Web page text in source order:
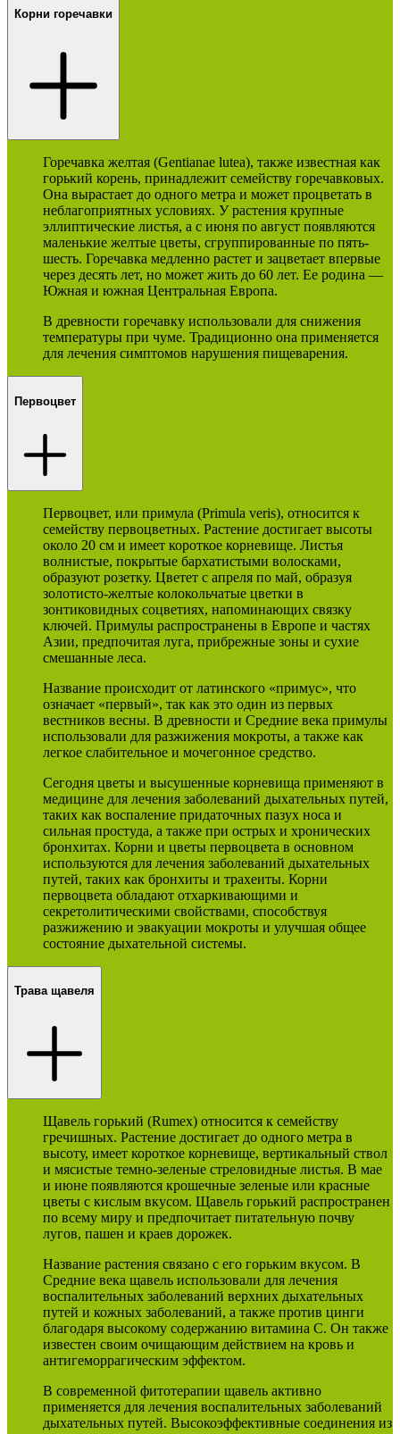
Корни горечавки
Горечавка желтая (Gentianae lutea), также известная как
горький корень, принадлежит семейству горечавковых.
Она вырастает до одного метра и может процветать в
неблагоприятных условиях. У растения крупные
эллиптические листья, а с июня по август появляются
маленькие желтые цветы, сгруппированные по пять-
шесть. Горечавка медленно растет и зацветает впервые
через десять лет, но может жить до 60 лет. Ее родина —
Южная и южная Центральная Европа.
В древности горечавку использовали для снижения
температуры при чуме. Традиционно она применяется
для лечения симптомов нарушения пищеварения.
Первоцвет
Первоцвет, или примула (Primula veris), относится к
семейству первоцветных. Растение достигает высоты
около 20 см и имеет короткое корневище. Листья
волнистые, покрытые бархатистыми волосками,
образуют розетку. Цветет с апреля по май, образуя
золотисто-желтые колокольчатые цветки в
зонтиковидных соцветиях, напоминающих связку
ключей. Примулы распространены в Европе и частях
Азии, предпочитая луга, прибрежные зоны и сухие
смешанные леса.
Название происходит от латинского «примус», что
означает «первый», так как это один из первых
вестников весны. В древности и Средние века примулы
использовали для разжижения мокроты, а также как
легкое слабительное и мочегонное средство.
Сегодня цветы и высушенные корневища применяют в
медицине для лечения заболеваний дыхательных путей,
таких как воспаление придаточных пазух носа и
сильная простуда, а также при острых и хронических
бронхитах. Корни и цветы первоцвета в основном
используются для лечения заболеваний дыхательных
путей, таких как бронхиты и трахеиты. Корни
первоцвета обладают отхаркивающими и
секретолитическими свойствами, способствуя
разжижению и эвакуации мокроты и улучшая общее
состояние дыхательной системы.
Трава щавеля
Щавель горький (Rumex) относится к семейству
гречишных. Растение достигает до одного метра в
высоту, имеет короткое корневище, вертикальный ствол
и мясистые темно-зеленые стреловидные листья. В мае
и июне появляются крошечные зеленые или красные
цветы с кислым вкусом. Щавель горький распространен
по всему миру и предпочитает питательную почву
лугов, пашен и краев дорожек.
Название растения связано с его горьким вкусом. В
Средние века щавель использовали для лечения
воспалительных заболеваний верхних дыхательных
путей и кожных заболеваний, а также против цинги
благодаря высокому содержанию витамина С. Он также
известен своим очищающим действием на кровь и
антигеморрагическим эффектом.
В современной фитотерапии щавель активно
применяется для лечения воспалительных заболеваний
дыхательных путей. Высокоэффективные соединения из